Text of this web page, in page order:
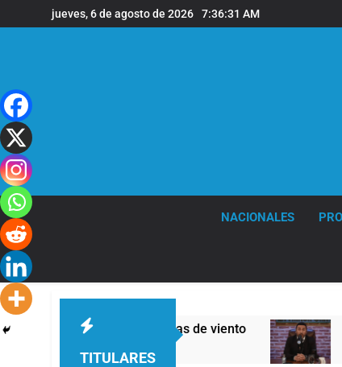
al
jueves, 6 de agosto de 2026 7:36:32 AM
NACIONALES
TITULARES
y fuertes ráfagas de viento
7